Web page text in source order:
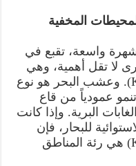
المخفية
واسعة، تقبع في
لا تقل أهمية، وهي
غابات عشب البحر (Kelp Forests). وعشب البحر هو نوع
عمودياً من قاع
البرية. وإذا كانت
للبحار، فإن
غابات عشب البحر (Kelp Forests) هي رئة المناطق